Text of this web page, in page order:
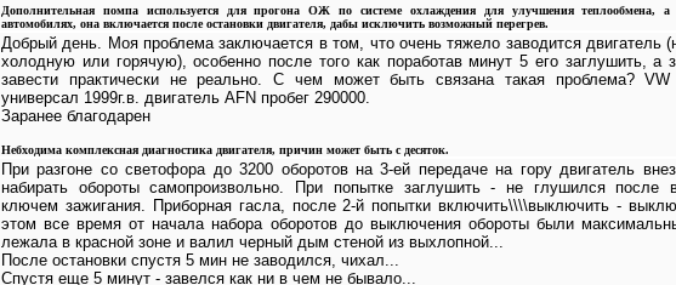
Дополнительная помпа используется для прогона ОЖ по системе охлаждения для улучшения теплообмена,
автомобилях, она включается после остановки двигателя, дабы исключить возможный перегрев.
Добрый день. Моя проблема заключается в том, что очень тяжело заводится двигатель
холодную или горячую), особенно после того как поработав минут 5 его заглушить, а
завести практически не реально. С чем может быть связана такая проблема?
универсал 1999г.в. двигатель AFN пробег 290000.
Заранее благодарен
Небходима комплексная диагностика двигателя, причин может быть с десяток.
При разгоне со светофора до 3200 оборотов на 3-ей передаче на гору двигатель
набирать обороты самопроизвольно. При попытке заглушить - не глушился после
ключем зажигания. Приборная гасла, после 2-й попытки включить\\\\выключить -
этом все время от начала набора оборотов до выключения обороты были
лежала в красной зоне и валил черный дым стеной из выхлопной...
После остановки спустя 5 мин не заводился, чихал...
Спустя еще 5 минут - завелся как ни в чем не бывало...